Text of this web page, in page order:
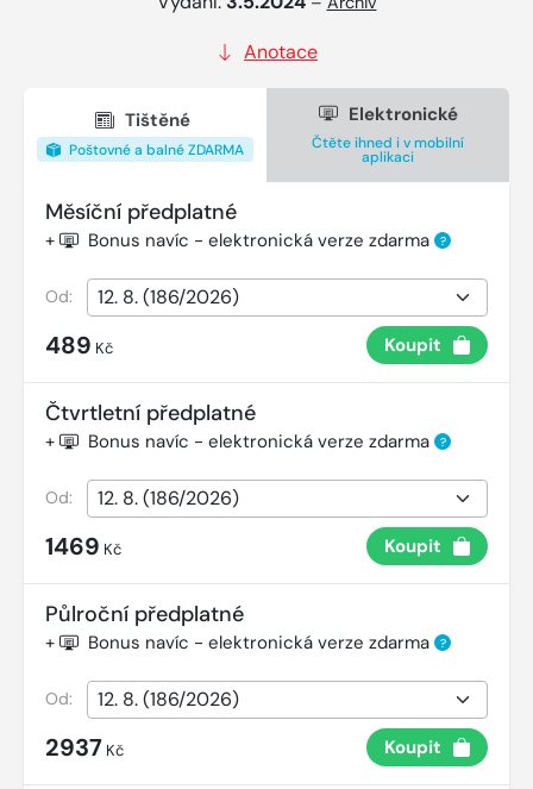
Anotace
Tištěné
Poštovné a balné ZDARMA
Elektronické
Čtěte ihned i v mobilní
aplikaci
Měsíční předplatné
+ Bonus navíc - elektronická verze zdarma ?
Od:
489 Kč Koupit
Čtvrtletní předplatné
+ Bonus navíc - elektronická verze zdarma ?
Od:
1469 Kč Koupit
Půlroční předplatné
+ Bonus navíc - elektronická verze zdarma ?
Od:
2937 Kč Koupit